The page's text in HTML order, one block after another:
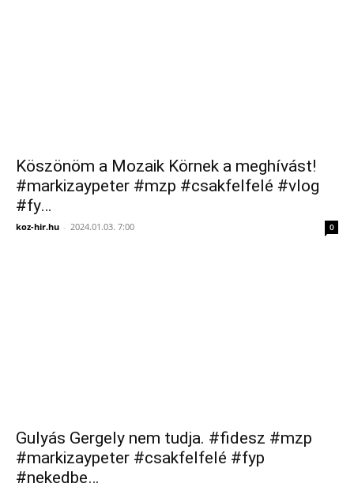
Köszönöm a Mozaik Körnek a meghívást!
#markizaypeter #mzp #csakfelfelé #vlog
#fy…
koz-hir.hu - 2024.01.03. 7:00 0
Gulyás Gergely nem tudja. #fidesz #mzp
#markizaypeter #csakfelfelé #fyp
#nekedbe…